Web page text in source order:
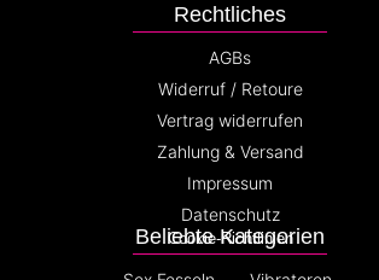
Beliebte Kategorien
Rechtliches
AGBs
Widerruf / Retoure
Vertrag widerrufen
Zahlung & Versand
Impressum
Datenschutz
Cookie-Richtlinien